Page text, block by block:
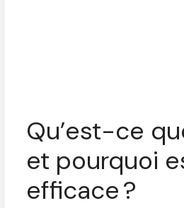
Qu’est-ce
et pourquoi
efficace ?